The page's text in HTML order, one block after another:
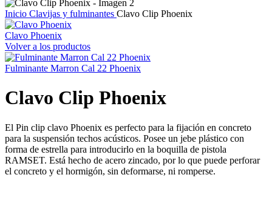
Inicio Clavijas y fulminantes Clavo Clip Phoenix
Clavo Phoenix
Volver a los productos
Fulminante Marron Cal 22 Phoenix
Clavo Clip Phoenix
El Pin clip clavo Phoenix es perfecto para la fijación en concreto
para la suspensión techos acústicos. Posee un jebe plástico con
forma de estrella para introducirlo en la boquilla de pistola
RAMSET. Está hecho de acero zincado, por lo que puede perforar
el concreto y el hormigón, sin deformarse, ni romperse.